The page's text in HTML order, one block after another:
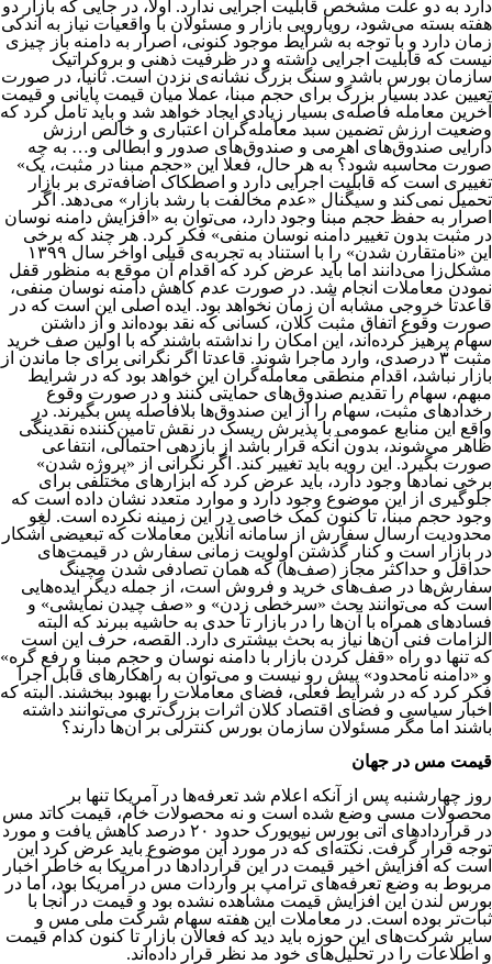
دارد به دو علت مشخص قابلیت اجرایی ندارد. اولا، در جایی که بازار دو
هفته بسته می‌شود، رویارویی بازار و مسئولان با واقعیات نیاز به اندکی
زمان دارد و با توجه به شرایط موجود کنونی، اصرار به دامنه باز چیزی
نیست که قابلیت اجرایی داشته و در ظرفیت ذهنی و بروکراتیک
سازمان بورس باشد و سنگ بزرگ نشانه‌ی نزدن است. ثانیا، در صورت
تعیین عدد بسیار بزرگ برای حجم مبنا، عملا میان قیمت پایانی و قیمت
آخرین معامله فاصله‌ی بسیار زیادی ایجاد خواهد شد و باید تامل کرد که
وضعیت ارزش تضمین سبد معامله‌گران اعتباری و خالص ارزش
دارایی صندوق‌های اهرمی و صندوق‌های صدور و ابطالی و… به چه
صورت محاسبه ‌شود؟ به هر حال، فعلا این «حجم مبنا در مثبت، یک»
تغییری است که قابلیت اجرایی دارد و اصطکاک اضافه‌تری بر بازار
تحمیل نمی‌کند و سیگنال «عدم مخالفت با رشد بازار» می‌دهد. اگر
اصرار به حفظ حجم مبنا وجود دارد، می‌توان به «افزایش دامنه نوسان
در مثبت بدون تغییر دامنه نوسان منفی» فکر کرد. هر چند که برخی
این «نامتقارن شدن» را با استناد به تجربه‌ی قبلی اواخر سال ۱۳۹۹
مشکل‌زا می‌دانند اما باید عرض کرد که اقدام آن موقع به منظور قفل
نمودن معاملات انجام شد. در صورت عدم کاهش دامنه نوسان منفی،
قاعدتا خروجی مشابه آن زمان نخواهد بود. ایده اصلی این است که در
صورت وقوع اتفاق مثبت کلان، کسانی که نقد بوده‌اند و از داشتن
سهام پرهیز کرده‌اند، این امکان را نداشته باشند که با اولین صف خرید
مثبت ۳ درصدی، وارد ماجرا شوند. قاعدتا اگر نگرانی برای جا ماندن از
بازار نباشد، اقدام منطقی معامله‌گران این خواهد بود که در شرایط
مبهم، سهام را تقدیم صندوق‌های حمایتی کنند و در صورت وقوع
رخدادهای مثبت، سهام را از این صندوق‌ها بلافاصله پس بگیرند. در
واقع این منابع عمومی با پذیرش ریسک در نقش تامین‌کننده نقدینگی
ظاهر می‌شوند، بدون آنکه قرار باشد از بازدهی احتمالی، انتفاعی
صورت بگیرد. این رویه باید تغییر کند. اگر نگرانی از «پروژه شدن»
برخی نمادها وجود دارد، باید عرض کرد که ابزارهای مختلفی برای
جلوگیری از این موضوع وجود دارد و موارد متعدد نشان داده است که
وجود حجم مبنا، تا کنون کمک خاصی در این زمینه نکرده است. لغو
محدودیت ارسال سفارش از سامانه آنلاین معاملات که تبعیضی آشکار
در بازار است و کنار گذشتن اولویت زمانی سفارش در قیمت‌های
حداقل و حداکثر مجاز (صف‌ها) که همان تصادفی شدن مچینگ
سفارش‌ها در صف‌های خرید و فروش است، از جمله دیگر ایده‌هایی
است که می‌توانند بحث «سرخطی زدن» و «صف چیدن نمایشی» و
فسادهای همراه‎ با آن‌ها را در بازار تا حدی به حاشیه ببرند که البته
الزامات فنی آن‌ها نیاز به بحث بیشتری دارد. القصه، حرف این است
که تنها دو راه «قفل کردن بازار با دامنه نوسان و حجم مبنا و رفع گره»
و «دامنه نامحدود» پیش رو نیست و می‌توان به راهکارهای قابل اجرا
فکر کرد که در شرایط فعلی، فضای معاملات را بهبود ببخشند. البته که
اخبار سیاسی و فضای اقتصاد کلان اثرات بزرگ‌تری می‌توانند داشته
باشند اما مگر مسئولان سازمان بورس کنترلی بر آن‌ها دارند؟
قیمت مس در جهان
روز چهارشنبه پس از آنکه اعلام شد تعرفه‌ها در آمریکا تنها بر
محصولات مسی وضع شده است و نه محصولات خام، قیمت کاتد مس
در قراردادهای آتی بورس‌ نیویورک حدود ۲۰ درصد کاهش یافت و مورد
توجه قرار گرفت. نکته‌ای که در مورد این موضوع باید عرض کرد این
است که افزایش اخیر قیمت در این قراردادها در آمریکا به خاطر اخبار
مربوط به وضع تعرفه‌های ترامپ بر واردات مس در آمریکا بود، اما در
بورس لندن این افزایش قیمت مشاهده نشده بود و قیمت در آنجا با
ثبات‌تر بوده است. در معاملات این هفته سهام شرکت ملی مس و
سایر شرکت‌های این حوزه باید دید که فعالان بازار تا کنون کدام قیمت
و اطلاعات را در تحلیل‌های خود مد نظر قرار داده‌اند.